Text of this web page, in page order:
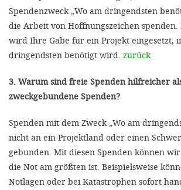
Spendenzweck „Wo am dringendsten
die Arbeit von Hoffnungszeichen spenden.
wird Ihre Gabe für ein Projekt eingesetzt,
dringendsten benötigt wird. zurück
3. Warum sind freie Spenden hilfreicher
zweckgebundene Spenden?
Spenden mit dem Zweck „Wo am
nicht an ein Projektland oder einen
gebunden. Mit diesen Spenden können
die Not am größten ist. Beispielsweise
Notlagen oder bei Katastrophen sofort